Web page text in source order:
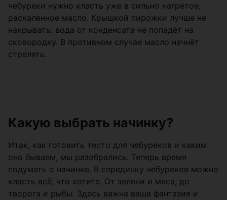
чебуреки нужно класть уже в сильно нагретое,
раскаленное масло. Крышкой пирожки лучше не
накрывать: вода от конденсата не попадёт на
сковородку. В противном случае масло начнёт
стрелять.
Какую выбрать начинку?
Итак, как готовить тесто для чебуреков и каким
оно бываем, мы разобрались. Теперь время
подумать о начинке. В серединку чебуреков можно
класть всё, что хотите. От зелени и мяса, до
творога и рыбы. Здесь важна ваша фантазия и